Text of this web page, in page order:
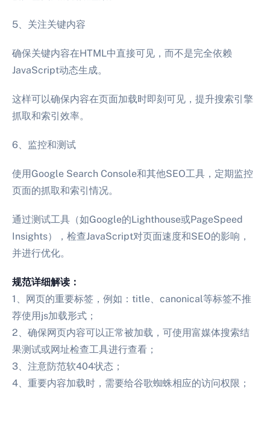
5、关注关键内容
确保关键内容在HTML中直接可见，而不是完全依赖
JavaScript动态生成。
这样可以确保内容在页面加载时即刻可见，提升搜索引擎
抓取和索引效率。
6、监控和测试
使用Google Search Console和其他SEO工具，定期监控
页面的抓取和索引情况。
通过测试工具（如Google的Lighthouse或PageSpeed
Insights），检查JavaScript对页面速度和SEO的影响，
并进行优化。
规范详细解读：
1、网页的重要标签，例如：title、canonical等标签不推
荐使用js加载形式；
2、确保网页内容可以正常被加载，可使用富媒体搜索结
果测试或网址检查工具进行查看；
3、注意防范软404状态；
4、重要内容加载时，需要给谷歌蜘蛛相应的访问权限；